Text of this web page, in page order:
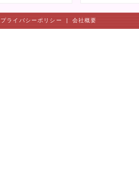
プライバシーポリシー | 会社概要